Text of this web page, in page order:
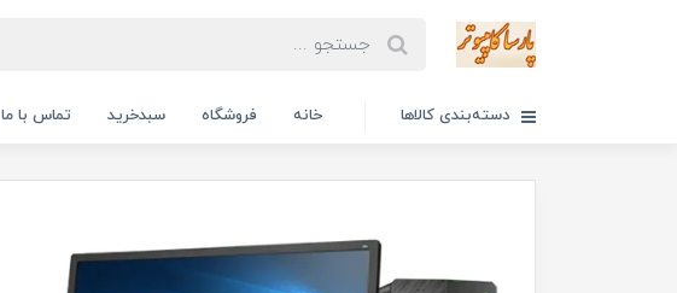
دسته‌بندی کالاها خانه فروشگاه سبدخرید تماس با ما